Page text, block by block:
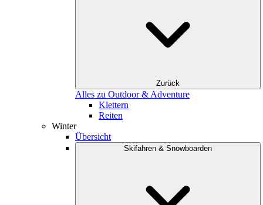
Zurück
Alles zu Outdoor & Adventure
Klettern
Reiten
Winter
Übersicht
Skifahren & Snowboarden